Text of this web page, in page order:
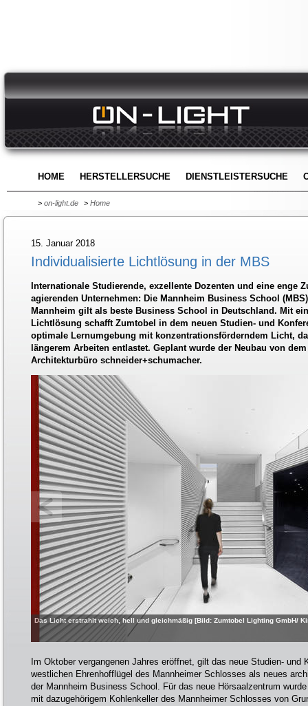
HOME HERSTELLERSUCHE DIENSTLEISTERSUCHE
> on-light.de > Home
15. Januar 2018
Individualisierte Lichtlösung in der MBS
Internationale Studierende, exzellente Dozenten und eine enge
agierenden Unternehmen: Die Mannheim Business School
Mannheim gilt als beste Business School in Deutschland. Mit
Lichtlösung schafft Zumtobel in dem neuen Studien- und
optimale Lernumgebung mit konzentrationsförderndem Licht,
längerem Arbeiten entlastet. Geplant wurde der Neubau von
Architekturbüro schneider+schumacher.
Das Licht erstrahlt weich, hell und gleichmäßig [Bild: Zumtobel Lighting GmbH/
Im Oktober vergangenen Jahres eröffnet, gilt das neue Studien- und
westlichen Ehrenhofflügel des Mannheimer Schlosses als neues
der Mannheim Business School. Für das neue Hörsaalzentrum
mit dazugehörigem Kohlenkeller des Mannheimer Schlosses von